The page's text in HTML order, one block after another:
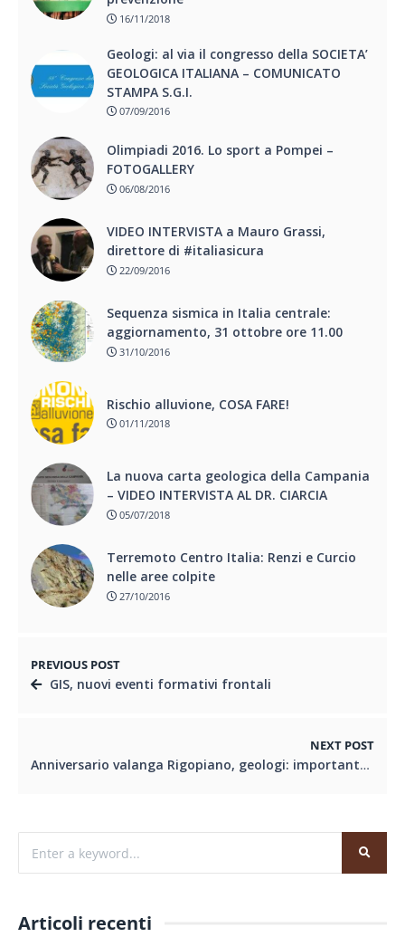
16/11/2018
Geologi: al via il congresso della SOCIETA’
GEOLOGICA ITALIANA – COMUNICATO
STAMPA S.G.I.
07/09/2016
Olimpiadi 2016. Lo sport a Pompei –
FOTOGALLERY
06/08/2016
VIDEO INTERVISTA a Mauro Grassi,
direttore di #italiasicura
22/09/2016
Sequenza sismica in Italia centrale:
aggiornamento, 31 ottobre ore 11.00
31/10/2016
Rischio alluvione, COSA FARE!
01/11/2018
La nuova carta geologica della Campania
– VIDEO INTERVISTA AL DR. CIARCIA
05/07/2018
Terremoto Centro Italia: Renzi e Curcio
nelle aree colpite
27/10/2016
PREVIOUS POST
GIS, nuovi eventi formativi frontali
NEXT POST
Anniversario valanga Rigopiano, geologi: importante ascoltare esperti prima delle tragedie – VIDEO
Articoli recenti